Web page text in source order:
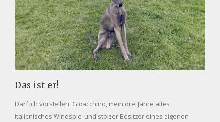
Das ist er!
Darf ich vorstellen: Gioacchino, mein drei Jahre altes
italienisches Windspiel und stolzer Besitzer eines eigenen